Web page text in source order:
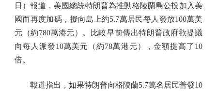
日）報道，美國總統特朗普為推動格陵蘭島公投加入美
國而再度加碼，擬向島上約5.7萬居民每人發放100萬美
元（約780萬港元）。比較早前傳出特朗普政府欲提議
向每人派發10萬美元（約78萬港元），金額提高了10
倍。
報道指出，如果特朗普向格陵蘭5.7萬名居民普發10